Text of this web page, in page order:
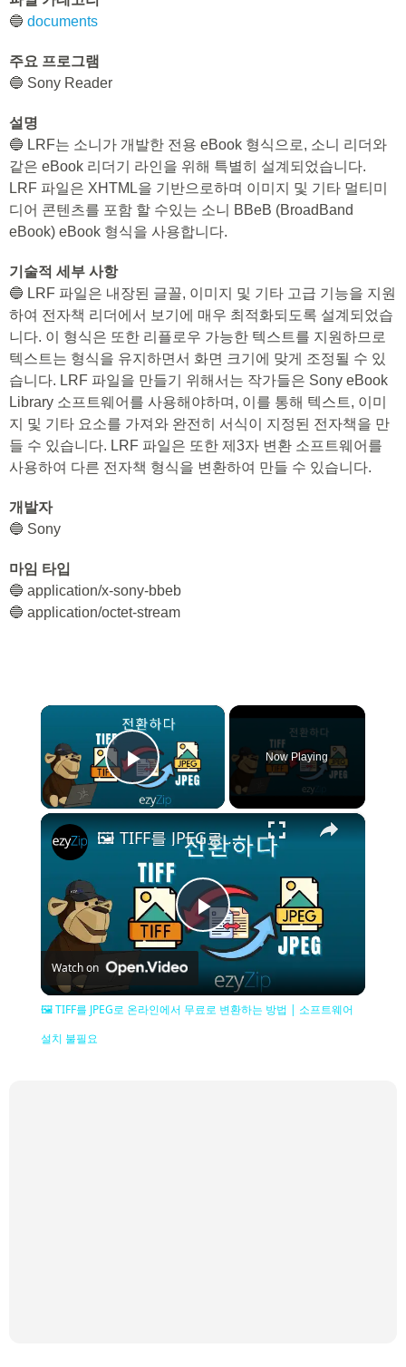
🔵 documents
주요 프로그램
🔵 Sony Reader
설명
🔵 LRF는 소니가 개발한 전용 eBook 형식으로, 소니 리더와
같은 eBook 리더기 라인을 위해 특별히 설계되었습니다.
LRF 파일은 XHTML을 기반으로하며 이미지 및 기타 멀티미
디어 콘텐츠를 포함 할 수있는 소니 BBeB (BroadBand
eBook) eBook 형식을 사용합니다.
기술적 세부 사항
🔵 LRF 파일은 내장된 글꼴, 이미지 및 기타 고급 기능을 지원
하여 전자책 리더에서 보기에 매우 최적화되도록 설계되었습
니다. 이 형식은 또한 리플로우 가능한 텍스트를 지원하므로
텍스트는 형식을 유지하면서 화면 크기에 맞게 조정될 수 있
습니다. LRF 파일을 만들기 위해서는 작가들은 Sony eBook
Library 소프트웨어를 사용해야하며, 이를 통해 텍스트, 이미
지 및 기타 요소를 가져와 완전히 서식이 지정된 전자책을 만
들 수 있습니다. LRF 파일은 또한 제3자 변환 소프트웨어를
사용하여 다른 전자책 형식을 변환하여 만들 수 있습니다.
개발자
🔵 Sony
마임 타입
🔵 application/x-sony-bbeb
🔵 application/octet-stream
×
Play Video
Now Playing
×
Play
Video
🖼️ TIFF를 JPEG로 온라인에서 무료로 변환하는 방법 | 소프트웨어 설치 불필요
Watch on
🖼️ TIFF를 JPEG로 온라인에서 무료로 변환하는 방법 | 소프트웨어
설치 불필요